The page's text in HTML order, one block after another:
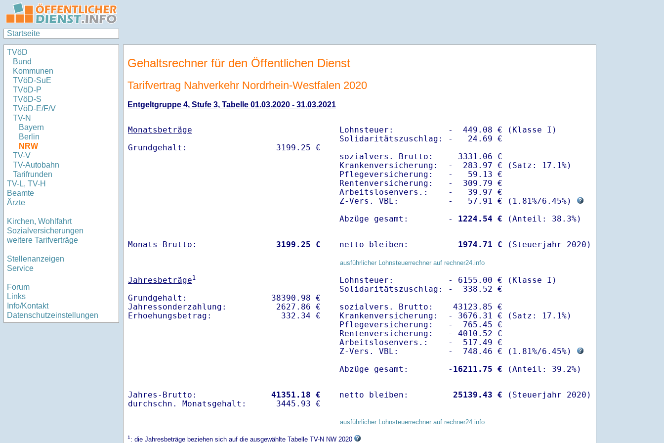
Startseite
TVöD
Bund
Kommunen
TVöD-SuE
TVöD-P
TVöD-S
TVöD-E/F/V
TV-N
Bayern
Berlin
NRW
TV-V
TV-Autobahn
Tarifrunden
TV-L, TV-H
Beamte
Ärzte
Kirchen, Wohlfahrt
Sozialversicherungen
weitere Tarifverträge
Stellenanzeigen
Service
Forum
Links
Info/Kontakt
Datenschutzeinstellungen
Gehaltsrechner für den Öffentlichen Dienst
Tarifvertrag Nahverkehr Nordrhein-Westfalen 2020
Entgeltgruppe 4, Stufe 3, Tabelle 01.03.2020 - 31.03.2021
Monatsbeträge
Lohnsteuer:           -  449.08 € (Klasse I)
Solidaritätszuschlag: -   24.69 €
sozialvers. Brutto:     3331.06 €
Krankenversicherung:  -  283.97 € (Satz: 17.1%)
Pflegeversicherung:   -   59.13 €
Rentenversicherung:   -  309.79 €
Arbeitslosenvers.:    -   39.97 €
Z-Vers. VBL:          -   57.91 € ( 1.81%/6.45%)
Abzüge gesamt:        -
1224.54 €
Monats-Brutto: 3199.25 € netto bleiben: 1974.71 € (Steuerjahr 2020)
ausführlicher Lohnsteuerrechner auf rechner24.info
Jahresbeträge1
Grundgehalt:                 38390.98 €
Jahressonderzahlung:          2627.86 €
Lohnsteuer:           - 6155.00 € (Klasse I)
Solidaritätszuschlag: -  338.52 €
sozialvers. Brutto:    43123.85 €
Krankenversicherung:  - 3676.31 € (Satz: 17.1%)
Pflegeversicherung:   -  765.45 €
Rentenversicherung:   - 4010.52 €
Arbeitslosenvers.:    -  517.49 €
Z-Vers. VBL:          -  748.46 € ( 1.81%/6.45%)
Abzüge gesamt:        - 16211.75 €
Jahres-Brutto: 41351.18 €
netto bleiben: 25139.43 € (Steuerjahr 2020)
ausführlicher Lohnsteuerrechner auf rechner24.info
1: die Jahresbeträge beziehen sich auf die ausgewählte Tabelle TV-N NW 2020